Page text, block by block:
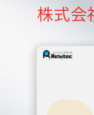
株式会